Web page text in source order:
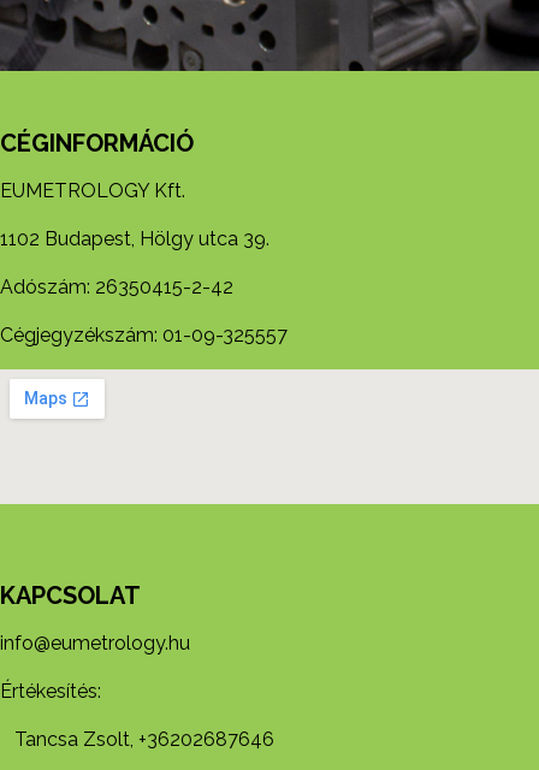
CÉGINFORMÁCIÓ
EUMETROLOGY Kft.
1102 Budapest, Hölgy utca 39.
Adószám: 26350415-2-42
Cégjegyzékszám: 01-09-325557
KAPCSOLAT
info@eumetrology.hu
Értékesítés:
Tancsa Zsolt, +36202687646